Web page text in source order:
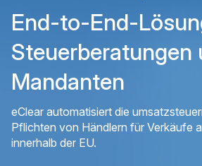
End-to-End-
Steuerberatungen
Mandanten
eClear automatisiert die
Pflichten von Händlern für Verkäufe
innerhalb der EU.